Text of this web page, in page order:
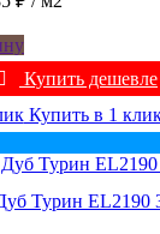
Купить дешевле
Купить в 1
Турин EL2190